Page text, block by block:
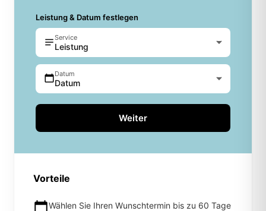
Leistung & Datum festlegen
Service
Leistung
Datum
Datum
Weiter
Vorteile
Wählen Sie Ihren Wunschtermin bis zu 60 Tage